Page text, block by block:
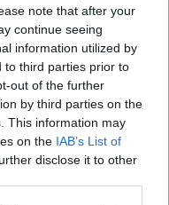
note that after your
continue seeing
information utilized by
to third parties prior to
out of the further
by third parties on the
This information may
on the IAB’s List of
disclose it to other
ororile comise de
tabăra anti-